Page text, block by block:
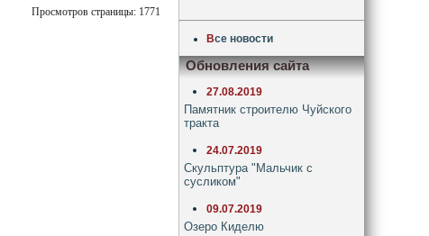
Просмотров страницы: 1771
Все новости
Обновления сайта
27.08.2019
Памятник строителю Чуйского
тракта
24.07.2019
Скульптура "Мальчик с
сусликом"
09.07.2019
Озеро Киделю